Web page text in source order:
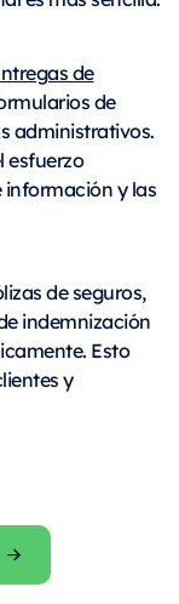
de
de
administrativos.
esfuerzo
información y las
de seguros,
indemnización
Esto
y